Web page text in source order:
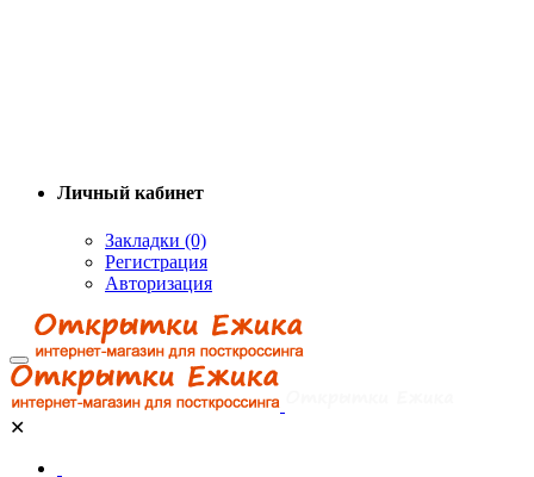
Личный кабинет
Закладки (0)
Регистрация
Авторизация
✕